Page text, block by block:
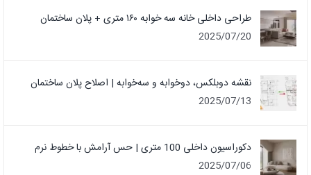
طراحی داخلی خانه سه خوابه ۱۶۰ متری + پلان ساختمان
2025/07/20
نقشه دوبلکس، دوخوابه و سه‌خوابه | اصلاح پلان ساختمان
2025/07/13
دکوراسیون داخلی 100 متری | حس آرامش با خطوط نرم
2025/07/06